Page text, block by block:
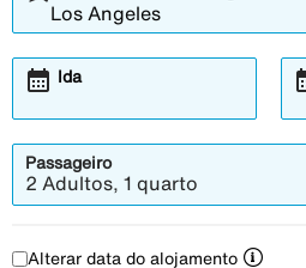
Ida
calendar_month
Passageiro
2 Adultos, 1 quarto
Alterar data do alojamento